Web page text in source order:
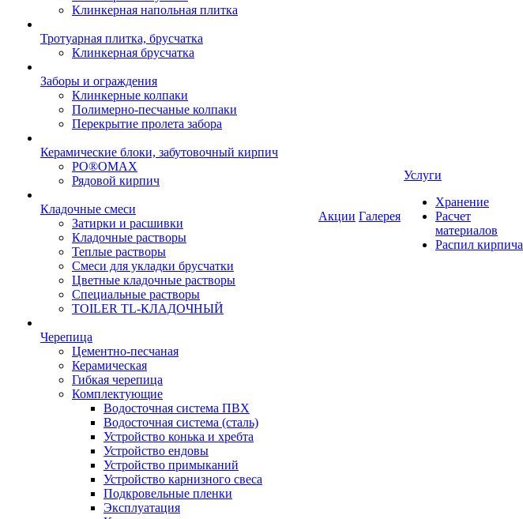
Клинкерная напольная плитка
Тротуарная плитка, брусчатка
Клинкерная брусчатка
Заборы и ограждения
Клинкерные колпаки
Полимерно-песчаные колпаки
Перекрытие пролета забора
Керамические блоки, забутовочный кирпич
PO®OMAX
Рядовой кирпич
Кладочные смеси
Затирки и расшивки
Кладочные растворы
Теплые растворы
Смеси для укладки брусчатки
Цветные кладочные растворы
Специальные растворы
TOILER TL-КЛАДОЧНЫЙ
Черепица
Цементно-песчаная
Керамическая
Гибкая черепица
Комплектующие
Водосточная система ПВХ
Водосточная система (сталь)
Устройство конька и хребта
Устройство ендовы
Устройство примыканий
Устройство карнизного свеса
Подкровельные пленки
Эксплуатация
Акции Галерея
Услуги
Хранение
Расчет
материалов
Распил кирпича